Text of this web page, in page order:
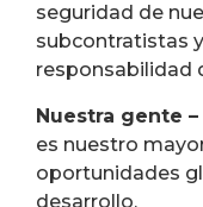
seguridad de
subcontratistas
responsabilidad
Nuestra gente –
es nuestro
oportunidades
desarrollo.